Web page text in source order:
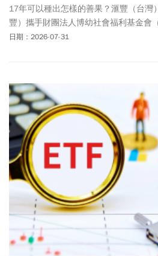
17年可以種出怎樣的善果？滙豐（台灣
豐）攜手財團法人博幼社會福利基金會
的時光，帶給偏鄉孩子希望與機會，除
日期：2026-07-31